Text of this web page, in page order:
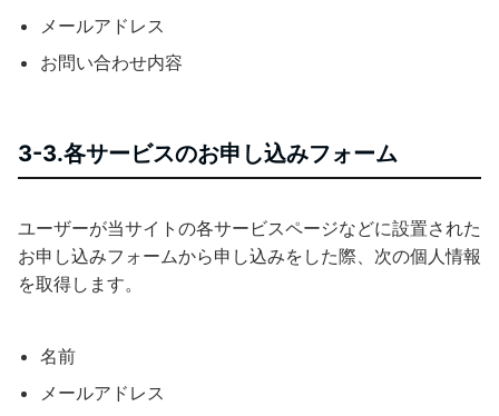
メールアドレス
お問い合わせ内容
3-3.各サービスのお申し込みフォーム
ユーザーが当サイトの各サービスページなどに設置された
お申し込みフォームから申し込みをした際、次の個人情報
を取得します。
名前
メールアドレス